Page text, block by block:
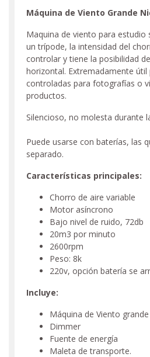
Máquina de Viento Grande
Maquina de viento para estudio
un trípode, la intensidad del
controlar y tiene la posibilidad
horizontal. Extremadamente útil
controladas para fotografías o
productos.
Silencioso, no molesta durante
Puede usarse con baterías, las
separado.
Características principales:
Chorro de aire variable
Motor asíncrono
Bajo nivel de ruido, 72db
20m3 por minuto
2600rpm
Peso: 8k
220v, opción batería se
Incluye:
Máquina de Viento grande
Dimmer
Fuente de energía
Maleta de transporte.